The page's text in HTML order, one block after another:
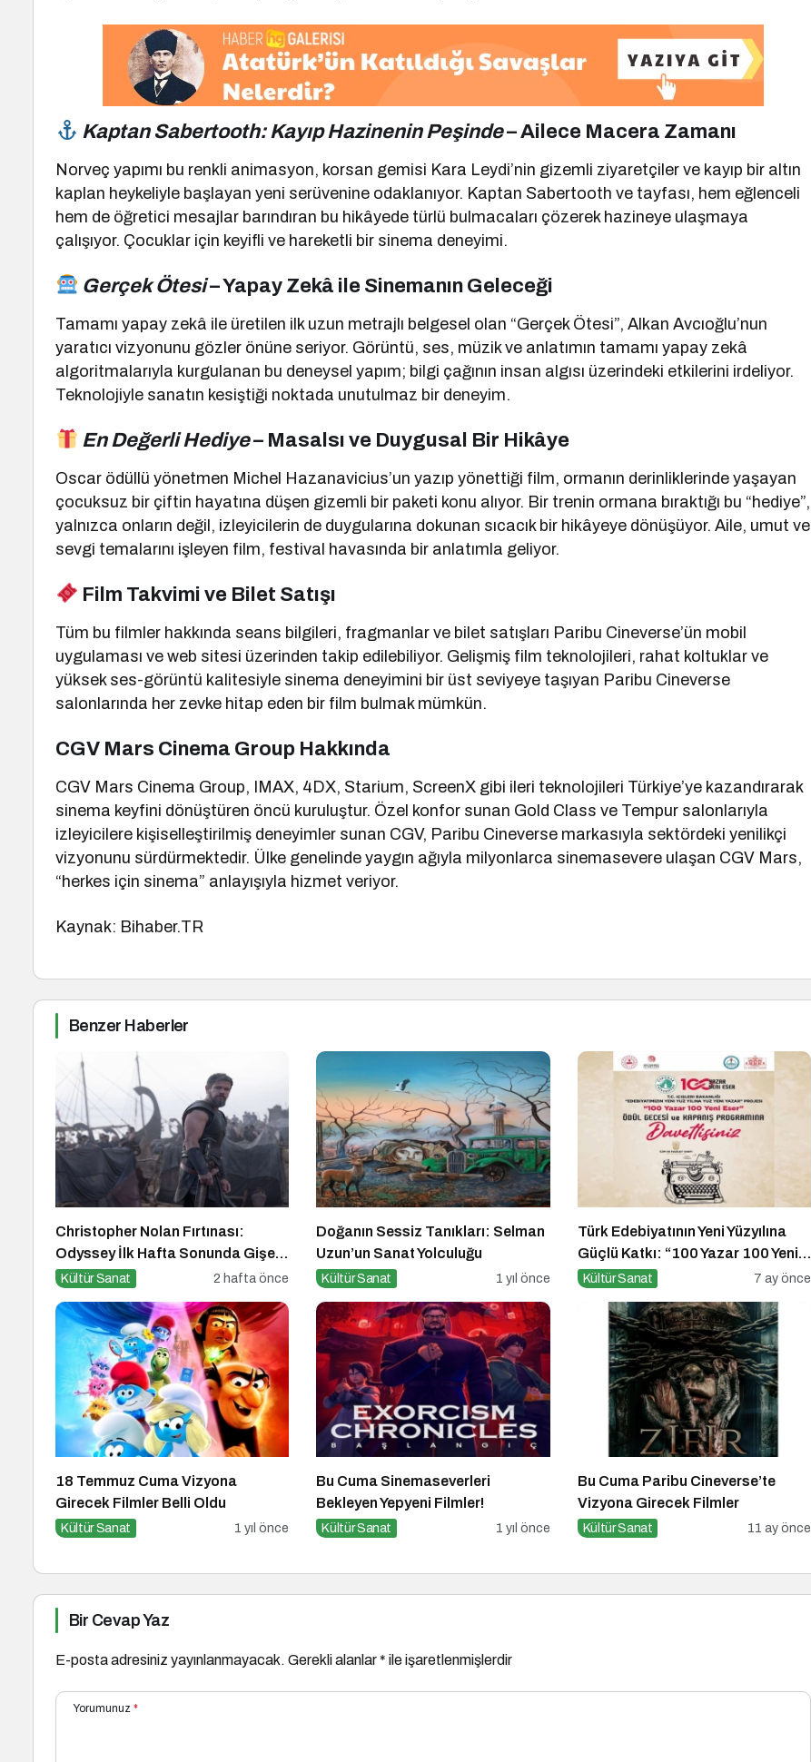
Kaptan Sabertooth: Kayıp Hazinenin Peşinde– Ailece Macera Zamanı
Norveç yapımı bu renkli animasyon, korsan gemisi Kara Leydi’nin gizemli ziyaretçiler ve kayıp bir altın
kaplan heykeliyle başlayan yeni serüvenine odaklanıyor. Kaptan Sabertooth ve tayfası, hem eğlenceli
hem de öğretici mesajlar barındıran bu hikâyede türlü bulmacaları çözerek hazineye ulaşmaya
çalışıyor. Çocuklar için keyifli ve hareketli bir sinema deneyimi.
Gerçek Ötesi– Yapay Zekâ ile Sinemanın Geleceği
Tamamı yapay zekâ ile üretilen ilk uzun metrajlı belgesel olan “Gerçek Ötesi”, Alkan Avcıoğlu’nun
yaratıcı vizyonunu gözler önüne seriyor. Görüntü, ses, müzik ve anlatımın tamamı yapay zekâ
algoritmalarıyla kurgulanan bu deneysel yapım; bilgi çağının insan algısı üzerindeki etkilerini irdeliyor.
Teknolojiyle sanatın kesiştiği noktada unutulmaz bir deneyim.
En Değerli Hediye– Masalsı ve Duygusal Bir Hikâye
Oscar ödüllü yönetmen Michel Hazanavicius’un yazıp yönettiği film, ormanın derinliklerinde yaşayan
çocuksuz bir çiftin hayatına düşen gizemli bir paketi konu alıyor. Bir trenin ormana bıraktığı bu “hediye”,
yalnızca onların değil, izleyicilerin de duygularına dokunan sıcacık bir hikâyeye dönüşüyor. Aile, umut ve
sevgi temalarını işleyen film, festival havasında bir anlatımla geliyor.
Film Takvimi ve Bilet Satışı
Tüm bu filmler hakkında seans bilgileri, fragmanlar ve bilet satışları Paribu Cineverse’ün mobil
uygulaması ve web sitesi üzerinden takip edilebiliyor. Gelişmiş film teknolojileri, rahat koltuklar ve
yüksek ses-görüntü kalitesiyle sinema deneyimini bir üst seviyeye taşıyan Paribu Cineverse
salonlarında her zevke hitap eden bir film bulmak mümkün.
CGV Mars Cinema Group Hakkında
CGV Mars Cinema Group, IMAX, 4DX, Starium, ScreenX gibi ileri teknolojileri Türkiye’ye kazandırarak
sinema keyfini dönüştüren öncü kuruluştur. Özel konfor sunan Gold Class ve Tempur salonlarıyla
izleyicilere kişiselleştirilmiş deneyimler sunan CGV, Paribu Cineverse markasıyla sektördeki yenilikçi
vizyonunu sürdürmektedir. Ülke genelinde yaygın ağıyla milyonlarca sinemasevere ulaşan CGV Mars,
“herkes için sinema” anlayışıyla hizmet veriyor.
Kaynak: Bihaber.TR
Benzer Haberler
Christopher Nolan Fırtınası:
Odyssey İlk Hafta Sonunda Gişeyi
Salladı!
Kültür Sanat 2 hafta önce
Doğanın Sessiz Tanıkları: Selman
Uzun’un Sanat Yolculuğu
Kültür Sanat 1 yıl önce
Türk Edebiyatının Yeni Yüzyılına
Güçlü Katkı: “100 Yazar 100 Yeni
Eser” Projesi Ödül Gecesi
Kültür Sanat 7 ay önce
18 Temmuz Cuma Vizyona
Girecek Filmler Belli Oldu
Kültür Sanat 1 yıl önce
Bu Cuma Sinemaseverleri
Bekleyen Yepyeni Filmler!
Kültür Sanat 1 yıl önce
Bu Cuma Paribu Cineverse’te
Vizyona Girecek Filmler
Kültür Sanat 11 ay önce
Bir Cevap Yaz
E-posta adresiniz yayınlanmayacak. Gerekli alanlar* ile işaretlenmişlerdir
Yorumunuz *